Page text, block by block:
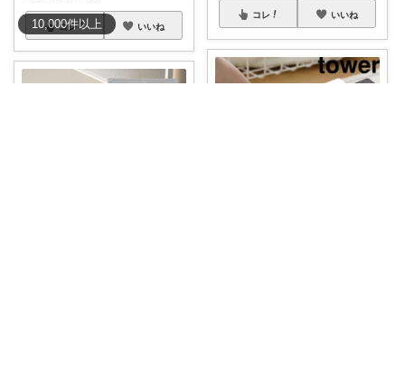
10,000件以上
コレ いいね
コレ いいね